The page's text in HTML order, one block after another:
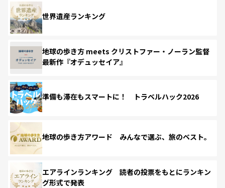
世界遺産ランキング
地球の歩き方 meets クリストファー・ノーラン監督
最新作『オデュッセイア』
準備も滞在もスマートに！ トラベルハック2026
地球の歩き方アワード みんなで選ぶ、旅のベスト。
エアラインランキング 読者の投票をもとにランキン
グ形式で発表